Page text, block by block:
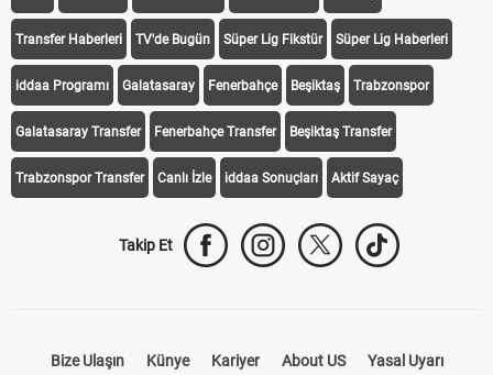
Transfer Haberleri TV'de Bugün Süper Lig Fikstür Süper Lig Haberleri
iddaa Programı Galatasaray Fenerbahçe Beşiktaş Trabzonspor
Galatasaray Transfer Fenerbahçe Transfer Beşiktaş Transfer
Trabzonspor Transfer Canlı İzle iddaa Sonuçları Aktif Sayaç
Takip Et
Bize Ulaşın Künye Kariyer About US Yasal Uyarı